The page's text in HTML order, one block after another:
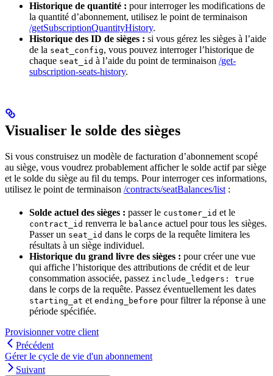
Historique de quantité : pour interroger les modifications de
la quantité d’abonnement, utilisez le point de terminaison
/getSubscriptionQuantityHistory.
Historique des ID de sièges : si vous gérez les sièges à l’aide
de la seat_config, vous pouvez interroger l’historique de
chaque seat_id à l’aide du point de terminaison /get-
subscription-seats-history.
Visualiser le solde des sièges
Si vous construisez un modèle de facturation d’abonnement scopé
au siège, vous voudrez probablement afficher le solde actif par siège
et le solde du siège au fil du temps. Pour interroger ces informations,
utilisez le point de terminaison /contracts/seatBalances/list :
Solde actuel des sièges : passer le customer_id et le
contract_id renverra le balance actuel pour tous les sièges.
Passer un seat_id dans le corps de la requête limitera les
résultats à un siège individuel.
Historique du grand livre des sièges : pour créer une vue
qui affiche l’historique des attributions de crédit et de leur
consommation associée, passez include_ledgers: true
dans le corps de la requête. Passez éventuellement les dates
starting_at et ending_before pour filtrer la réponse à une
période spécifiée.
Provisionner votre client
Précédent
Gérer le cycle de vie d'un abonnement
Suivant